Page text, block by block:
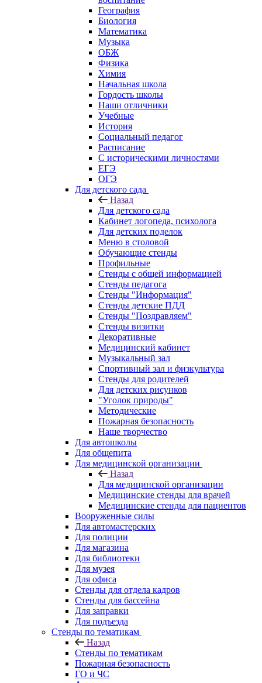
География
Биология
Математика
Музыка
ОБЖ
Физика
Химия
Начальная школа
Гордость школы
Наши отличники
Учебные
История
Социальный педагог
Расписание
С историческими личностями
ЕГЭ
ОГЭ
Для детского сада
Назад
Для детского сада
Кабинет логопеда, психолога
Для детских поделок
Меню в столовой
Обучающие стенды
Профильные
Стенды с общей информацией
Стенды педагога
Стенды "Информация"
Стенды детские ПДД
Стенды "Поздравляем"
Стенды визитки
Декоративные
Медицинский кабинет
Музыкальный зал
Спортивный зал и физкультура
Стенды для родителей
Для детских рисунков
"Уголок природы"
Методические
Пожарная безопасность
Наше творчество
Для автошколы
Для общепита
Для медицинской организации
Назад
Для медицинской организации
Медицинские стенды для врачей
Медицинские стенды для пациентов
Вооруженные силы
Для автомастерских
Для полиции
Для магазина
Для библиотеки
Для музея
Для офиса
Стенды для отдела кадров
Стенды для бассейна
Для заправки
Для подъезда
Стенды по тематикам
Назад
Стенды по тематикам
Пожарная безопасность
ГО и ЧС